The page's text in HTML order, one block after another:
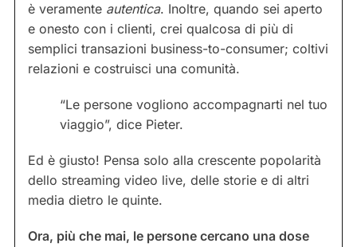
è veramente autentica. Inoltre, quando sei aperto
e onesto con i clienti, crei qualcosa di più di
semplici transazioni business-to-consumer; coltivi
relazioni e costruisci una comunità.
“Le persone vogliono accompagnarti nel tuo
viaggio”, dice Pieter.
Ed è giusto! Pensa solo alla crescente popolarità
dello streaming video live, delle storie e di altri
media dietro le quinte.
Ora, più che mai, le persone cercano una dose